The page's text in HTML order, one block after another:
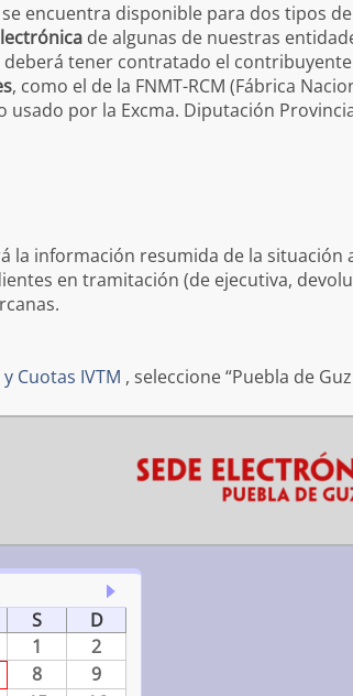
encuentra disponible para dos tipos
de algunas de nuestras
tener contratado el
, como el de la FNMT-RCM (Fábrica
usado por la Excma. Diputación
la información resumida de la situación
en tramitación (de ejecutiva,
Cuotas IVTM , seleccione “Puebla de
S
D
1
2
8
9